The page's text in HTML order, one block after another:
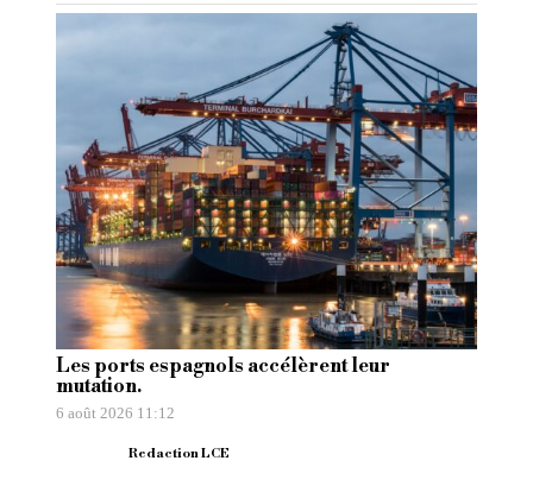
Les ports espagnols accélèrent leur
mutation.
6 août 2026 11:12
Redaction LCE